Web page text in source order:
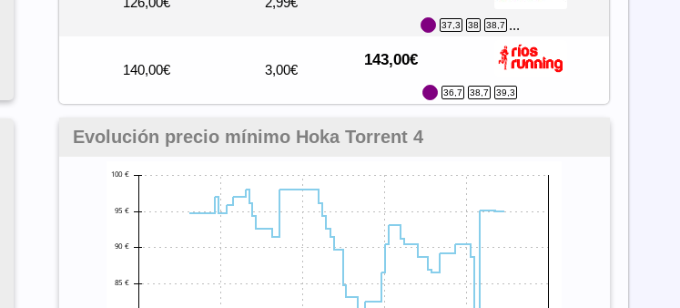
37,3 38 38,7 ...
140,00€ 3,00€
143,00€
36,7 38,7 39,3
Evolución precio mínimo Hoka Torrent 4